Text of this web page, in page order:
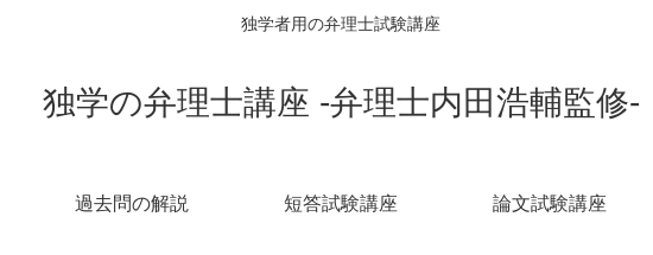
独学者用の弁理士試験講座
独学の弁理士講座 -弁理士内田浩輔監修-
過去問の解説 短答試験講座 論文試験講座